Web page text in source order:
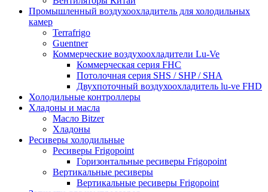
Промышленный воздухоохладитель для холодильных
камер
Terrafrigo
Guentner
Коммерческие воздухоохладители Lu-Ve
Коммерческая серия FHC
Потолочная серия SHS / SHP / SHA
Двухпоточный воздухоохладитель lu-ve FHD
Холодильные контроллеры
Хладоны и масла
Масло Bitzer
Хладоны
Ресиверы холодильные
Ресиверы Frigopoint
Горизонтальные ресиверы Frigopoint
Вертикальные ресиверы
Вертикальные ресиверы Frigopoint